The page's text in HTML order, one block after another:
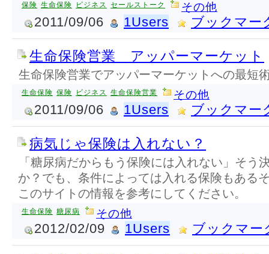
保険 生命保険 ビジネス セールストーク その他
2011/09/06 1Users ブックマー
生命保険営業 アッパーマーケット
生命保険営業でアッパーマーケットへの最短
生命保険 保険 ビジネス 生命保険営業 その他
2011/09/06 1Users ブックマー
病気じゃ保険は入れない？
「糖尿病だからもう保険には入れない」そう
か？でも、条件によっては入れる保険もある
このサイトの情報を参考にしてください。
生命保険 糖尿病 その他
2012/02/09 1Users ブックマー